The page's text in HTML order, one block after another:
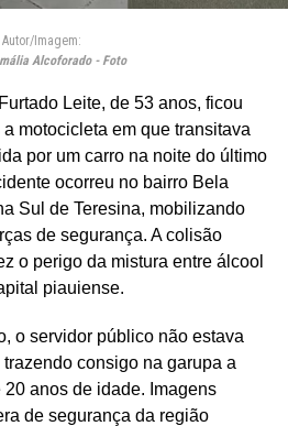
Autor/Imagem:
Alcoforado - Foto
Leite, de 53 anos, ficou
motocicleta em que transitava
por um carro na noite do último
ocorreu no bairro Bela
Sul de Teresina, mobilizando
de segurança. A colisão
o perigo da mistura entre álcool
piauiense.
o servidor público não estava
consigo na garupa a
anos de idade. Imagens
de segurança da região